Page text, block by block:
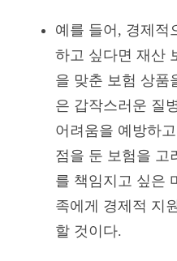
예를 들어, 경제적
하고 싶다면 재산
을 맞춘 보험 상품
은 갑작스러운 질
어려움을 예방하
점을 둔 보험을 고
를 책임지고 싶은
족에게 경제적 지
할 것이다.